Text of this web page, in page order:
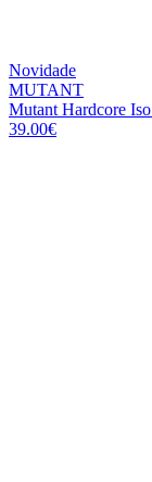
Novidade
MUTANT
Mutant Hardcore
39.00€